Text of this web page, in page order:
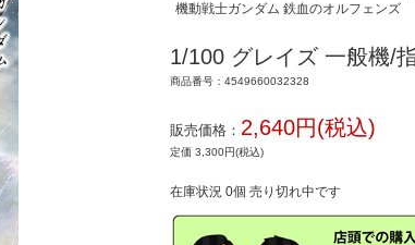
機動戦士ガンダム 鉄血のオルフェンズ
1/100 グレイズ 一般機/
商品番号：4549660032328
販売価格： 2,640円(税込)
定価 3,300円(税込)
在庫状況 0個 売り切れ中です